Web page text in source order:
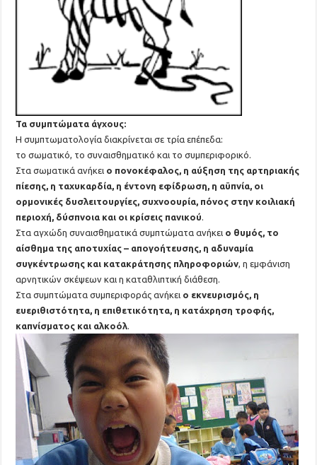
Τα συμπτώματα άγχους:
Η συμπτωματολογία διακρίνεται σε τρία επέπεδα:
το σωματικό, το συναισθηματικό και το συμπεριφορικό.
Στα σωματικά ανήκει ο πονοκέφαλος, η αύξηση της αρτηριακής
πίεσης, η ταχυκαρδία, η έντονη εφίδρωση, η αϋπνία, οι
ορμονικές δυσλειτουργίες, συχνοουρία, πόνος στην κοιλιακή
περιοχή, δύσπνοια και οι κρίσεις πανικού
Στα αγχώδη συναισθηματικά συμπτώματα ανήκει ο θυμός, το
αίσθημα της αποτυχίας – απογοήτευσης, η αδυναμία
συγκέντρωσης και κατακράτησης πληροφοριών , η εμφάνιση
αρνητικών σκέψεων και η καταθλιπτική διάθεση.
Στα συμπτώματα συμπεριφοράς ανήκει ο εκνευρισμός, η
ευεριθιστότητα, η επιθετικότητα, η κατάχρηση τροφής,
καπνίσματος και αλκοόλ